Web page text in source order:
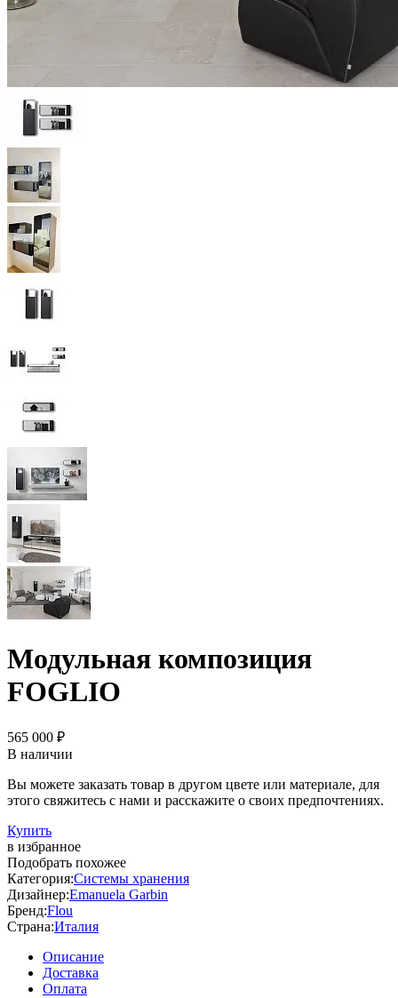
Модульная композиция
FOGLIO
565 000 ₽
В наличии
Вы можете заказать товар в другом цвете или материале, для
этого свяжитесь с нами и расскажите о своих предпочтениях.
Купить
в избранное
Подобрать похожее
Категория:Системы хранения
Дизайнер:Emanuela Garbin
Бренд:Flou
Страна:Италия
Описание
Доставка
Оплата